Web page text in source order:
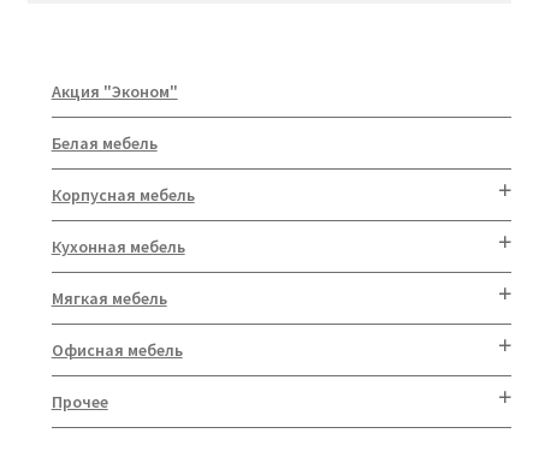
Акция "Эконом"
Белая мебель
Корпусная мебель
Кухонная мебель
Мягкая мебель
Офисная мебель
Прочее